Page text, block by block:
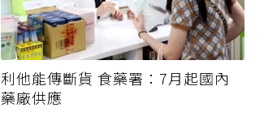
利他能傳斷貨 食藥署：7月起國內
藥廠供應